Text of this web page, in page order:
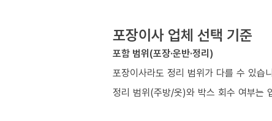
포장이사 업체 선택 기준
포함 범위(포장·운반·정리)
포장이사라도 정리 범위가 다를 수 있습
정리 범위(주방/옷)와 박스 회수 여부는